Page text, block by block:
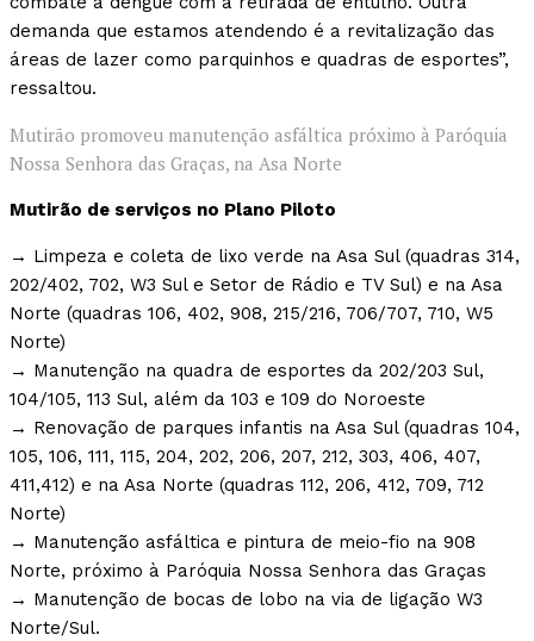
demanda que estamos atendendo é a revitalização das
áreas de lazer como parquinhos e quadras de esportes”,
ressaltou.
Mutirão promoveu manutenção asfáltica próximo à Paróquia
Nossa Senhora das Graças, na Asa Norte
Mutirão de serviços no Plano Piloto
→ Limpeza e coleta de lixo verde na Asa Sul (quadras 314,
202/402, 702, W3 Sul e Setor de Rádio e TV Sul) e na Asa
Norte (quadras 106, 402, 908, 215/216, 706/707, 710, W5
Norte)
→ Manutenção na quadra de esportes da 202/203 Sul,
104/105, 113 Sul, além da 103 e 109 do Noroeste
→ Renovação de parques infantis na Asa Sul (quadras 104,
105, 106, 111, 115, 204, 202, 206, 207, 212, 303, 406, 407,
411,412) e na Asa Norte (quadras 112, 206, 412, 709, 712
Norte)
→ Manutenção asfáltica e pintura de meio-fio na 908
Norte, próximo à Paróquia Nossa Senhora das Graças
→ Manutenção de bocas de lobo na via de ligação W3
Norte/Sul.